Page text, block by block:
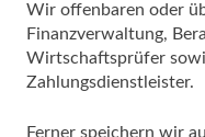
Wir offenbaren oder
Finanzverwaltung,
Wirtschaftsprüfer
Zahlungsdienstleister.
Ferner speichern wir